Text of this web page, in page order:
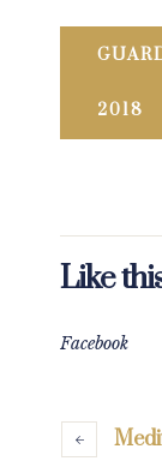
2018
Like
Facebook